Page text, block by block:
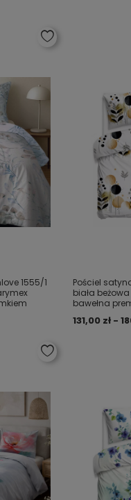
1555/1
Pościel
biała
bawełna
131,00 zł -